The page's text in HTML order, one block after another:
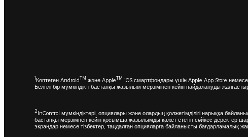
1Көптеген AndroidTM және AppleTM iOS смартфондары үшін Apple App Store
Белгілі бір мүмкіндікті бастапқы жазылым мерзімінен кейін пайдалануды
2InControl мүмкіндіктері, опциялары және олардың қолжетімділігі нарыққа
бастапқы мерзімнен кейін қосымша жазылымды қажет ететін сәйкес деректер
экрандар немесе тізбектер, таңдалған опцияларға байланысты бағдарламалық